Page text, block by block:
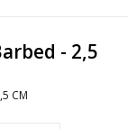
- 2,5
CM